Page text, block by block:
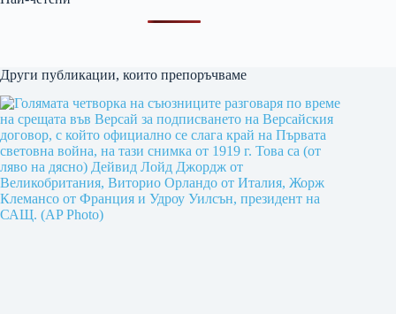
Други публикации, които препоръчваме